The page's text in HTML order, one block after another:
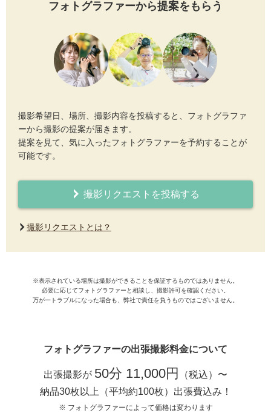
フォトグラファーから提案をもらう
撮影希望日、場所、撮影内容を投稿すると、フォトグラファ
ーから撮影の提案が届きます。
提案を見て、気に入ったフォトグラファーを予約することが
可能です。
撮影リクエストを投稿する
撮影リクエストとは？
※表示されている場所は撮影ができることを保証するものではありません。
必要に応じてフォトグラファーと相談し、撮影許可を確認ください。
万が一トラブルになった場合も、弊社で責任を負うものではございません。
フォトグラファーの出張撮影料金について
出張撮影が 50分 11,000円
（税込）〜
納品30枚以上（平均約100枚）出張費込み！
※ フォトグラファーによって価格は変わります